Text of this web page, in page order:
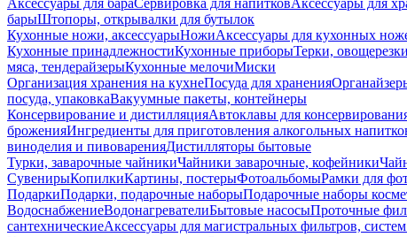
Аксессуары для бараСервировка для напитковАксессуары для
барыШтопоры, открывалки для бутылок
Кухонные ножи, аксессуарыНожиАксессуары для кухонных
Кухонные принадлежностиКухонные приборыТерки, овощерезки
мяса, тендерайзерыКухонные мелочиМиски
Организация хранения на кухнеПосуда для хранения
посуда, упаковкаВакуумные пакеты, контейнеры
Консервирование и дистилляцияАвтоклавы для
броженияИнгредиенты для приготовления алкогольных
виноделия и пивоваренияДистилляторы бытовые
Турки, заварочные чайникиЧайники заварочные, кофейники
СувенирыКопилкиКартины, постерыФотоальбомыРамки для
ПодаркиПодарки, подарочные наборыПодарочные наборы
ВодоснабжениеВодонагревателиБытовые насосыПроточные
сантехническиеАксессуары для магистральных фильтров,